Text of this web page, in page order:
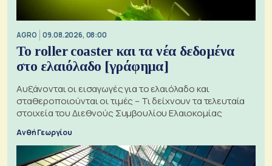
AGRO 09.08.2026, 08:00
Το roller coaster και τα νέα δεδομένα
στο ελαιόλαδο [γράφημα]
Αυξάνονται οι εισαγωγές για το ελαιόλαδο και
σταθεροποιούνται οι τιμές – Τι δείχνουν τα τελευταία
στοιχεία του Διεθνούς Συμβουλίου Ελαιοκομίας
Ανθή Γεωργίου